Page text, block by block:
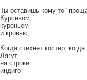
Ты оставишь кому-то
Курсивом,
куреньем
и кровью,
Когда стихнет костер,
Лягут
на строки
индиго -